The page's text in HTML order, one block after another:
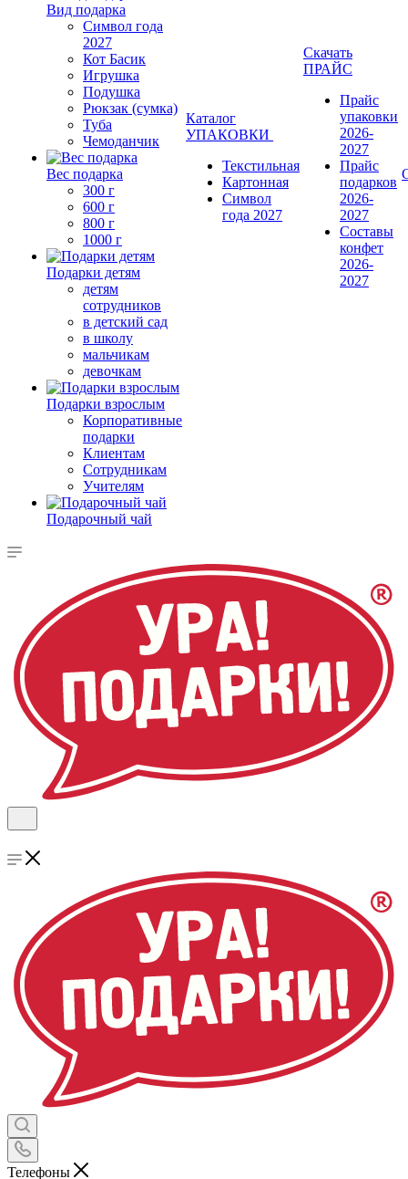
Вид подарка
Символ года
2027
Кот Басик
Игрушка
Подушка
Рюкзак (сумка)
Туба
Чемоданчик
Вес подарка
300 г
600 г
800 г
1000 г
Подарки детям
детям
сотрудников
в детский сад
в школу
мальчикам
девочкам
Подарки взрослым
Корпоративные
подарки
Клиентам
Сотрудникам
Учителям
Подарочный чай
Каталог
УПАКОВКИ
Текстильная
Картонная
Символ
года 2027
Скачать
ПРАЙС
Прайс
упаковки
2026-
2027
Прайс
подарков
2026-
2027
Составы
конфет
2026-
2027
Телефоны